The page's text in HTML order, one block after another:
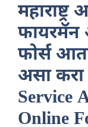
फोर्स
असा
Service
Online